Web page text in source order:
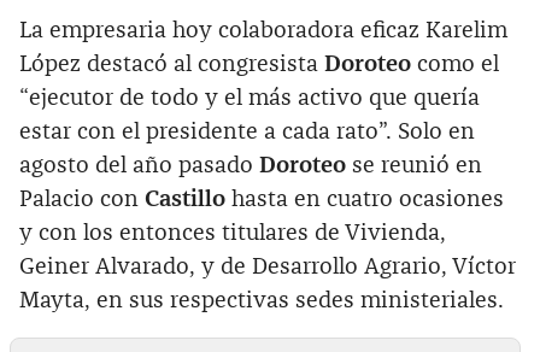
La empresaria hoy colaboradora eficaz Karelim
López destacó al congresista Doroteo como el
“ejecutor de todo y el más activo que quería
estar con el presidente a cada rato”. Solo en
agosto del año pasado Doroteo se reunió en
Palacio con Castillo hasta en cuatro ocasiones
y con los entonces titulares de Vivienda,
Geiner Alvarado, y de Desarrollo Agrario, Víctor
Mayta, en sus respectivas sedes ministeriales.